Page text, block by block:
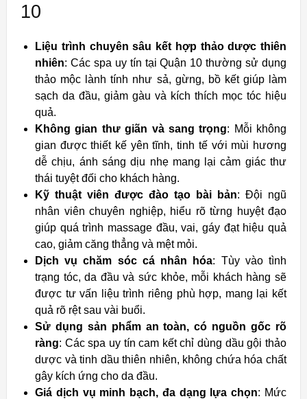
10
Liệu trình chuyên sâu kết hợp thảo dược thiên
nhiên: Các spa uy tín tại Quận 10 thường sử dụng
thảo mộc lành tính như sả, gừng, bồ kết giúp làm
sạch da đầu, giảm gàu và kích thích mọc tóc hiệu
quả.
Không gian thư giãn và sang trọng: Mỗi không
gian được thiết kế yên tĩnh, tinh tế với mùi hương
dễ chịu, ánh sáng dịu nhẹ mang lại cảm giác thư
thái tuyệt đối cho khách hàng.
Kỹ thuật viên được đào tạo bài bản: Đội ngũ
nhân viên chuyên nghiệp, hiểu rõ từng huyệt đạo
giúp quá trình massage đầu, vai, gáy đạt hiệu quả
cao, giảm căng thẳng và mệt mỏi.
Dịch vụ chăm sóc cá nhân hóa: Tùy vào tình
trạng tóc, da đầu và sức khỏe, mỗi khách hàng sẽ
được tư vấn liệu trình riêng phù hợp, mang lại kết
quả rõ rệt sau vài buổi.
Sử dụng sản phẩm an toàn, có nguồn gốc rõ
ràng: Các spa uy tín cam kết chỉ dùng dầu gội thảo
dược và tinh dầu thiên nhiên, không chứa hóa chất
gây kích ứng cho da đầu.
Giá dịch vụ minh bạch, đa dạng lựa chọn: Mức